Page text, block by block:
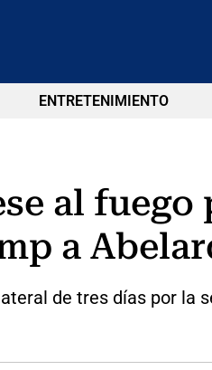
ENTRETENIMIENTO
al
a
de tres días por la